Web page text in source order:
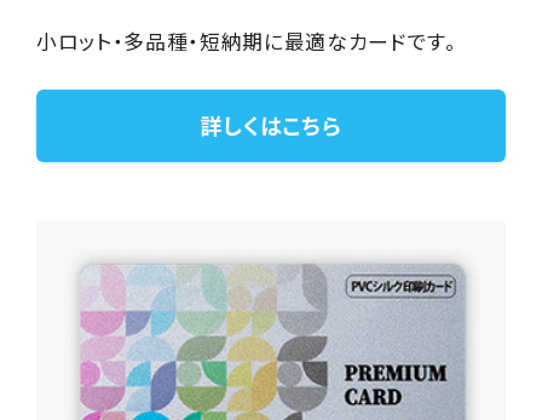
小ロット・多品種・短納期に最適なカードです。
詳しくはこちら